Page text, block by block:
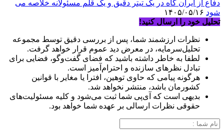
دفاع از ایران گاه در یک تیتر دقیق و یک قلم مسئولانه خلاصه می
شود
تحلیل خود را ارسال کنید!
نظرات ارزشمند شما، پس از بررسی دقیق توسط مجموعه
تحلیل‌سرمایه، در معرض دید عموم قرار خواهد گرفت.
لطفا به خاطر داشته باشید که فضای گفت‌وگو، فضایی برای
تبادل نظرهای سازنده و احترام‌آمیز است.
هرگونه پیامی که حاوی توهین، افترا یا مغایر با قوانین
کشورمان باشد، منتشر نخواهد شد.
بدیهی است که آی‌پی شما ثبت می‌شود و کلیه مسئولیت‌های
حقوقی نظرات ارسالی بر عهده شما خواهد بود.